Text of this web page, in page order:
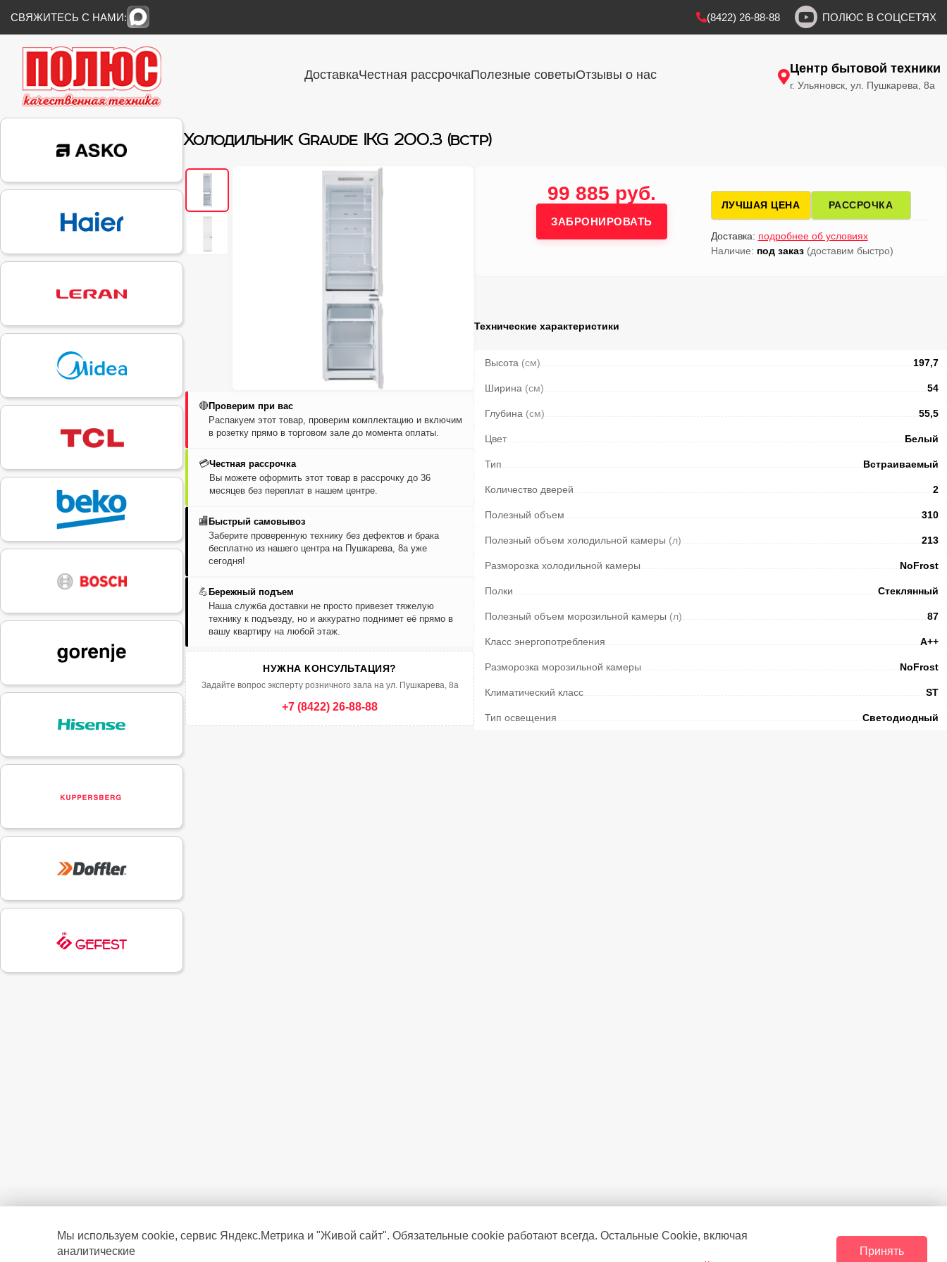
СВЯЖИТЕСЬ С НАМИ: (8422) 26-88-88 ПОЛЮС В СОЦСЕТЯХ
ДоставкаЧестная рассрочкаПолезные советыОтзывы о нас Центр бытовой техники
г. Ульяновск, ул. Пушкарева, 8а
Холодильник Graude IKG 200.3 (встр)
🔴Проверим при вас
Распакуем этот товар, проверим комплектацию и включим
в розетку прямо в торговом зале до момента оплаты.
💳Честная рассрочка
Вы можете оформить этот товар в рассрочку до 36
месяцев без переплат в нашем центре.
🏬 Быстрый самовывоз
Заберите проверенную технику без дефектов и брака
бесплатно из нашего центра на Пушкарева, 8а уже
сегодня!
💪 Бережный подъем
Наша служба доставки не просто привезет тяжелую
технику к подъезду, но и аккуратно поднимет её прямо в
вашу квартиру на любой этаж.
НУЖНА КОНСУЛЬТАЦИЯ?
Задайте вопрос эксперту розничного зала на ул. Пушкарева, 8а
+7 (8422) 26-88-88
99 885 руб.
ЗАБРОНИРОВАТЬ
ЛУЧШАЯ ЦЕНА РАССРОЧКА
Доставка: подробнее об условиях
Наличие: под заказ(доставим быстро)
Технические характеристики
Высота (см) 197,7
Ширина (см) 54
Глубина (см) 55,5
Цвет Белый
Тип Встраиваемый
Количество дверей 2
Полезный объем 310
Полезный объем холодильной камеры (л) 213
Разморозка холодильной камеры NoFrost
Полки Стеклянный
Полезный объем морозильной камеры (л) 87
Класс энергопотребления А++
Разморозка морозильной камеры NoFrost
Климатический класс ST
Тип освещения Светодиодный
Мы используем cookie, сервис Яндекс.Метрика и "Живой сайт". Обязательные cookie работают всегда. Остальные Сookie, включая
аналитические
Принять